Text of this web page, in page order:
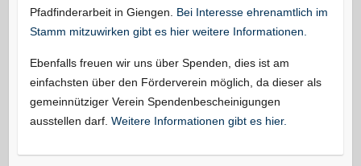
Pfadfinderarbeit in Giengen. Bei Interesse ehrenamtlich im
Stamm mitzuwirken gibt es hier weitere Informationen.
Ebenfalls freuen wir uns über Spenden, dies ist am
einfachsten über den Förderverein möglich, da dieser als
gemeinnütziger Verein Spendenbescheinigungen
ausstellen darf. Weitere Informationen gibt es hier.